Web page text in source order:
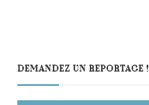
DEMANDEZ UN REPORTAGE !